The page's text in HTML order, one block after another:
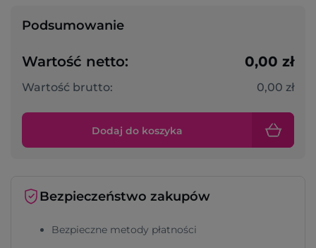
Podsumowanie
Wartość netto: 0,00 zł
Wartość brutto: 0,00 zł
Dodaj do koszyka
Bezpieczeństwo zakupów
Bezpieczne metody płatności